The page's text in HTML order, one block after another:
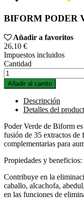
BIFORM PODER
Añadir a favoritos
26,10 €
Impuestos incluidos
Cantidad
Añadir al carrito
Descripción
Detalles del
Poder Verde de Biform
fusión de 35 extractos de
complementarias para
Propiedades y beneficios:
Contribuye en la
caballo, alcachofa,
en las funciones de